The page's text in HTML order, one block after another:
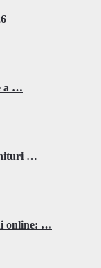
a …
…
online: …